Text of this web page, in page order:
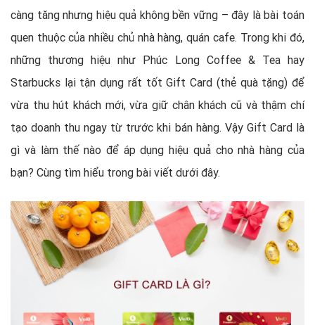
càng tăng nhưng hiệu quả không bền vững – đây là bài toán
quen thuộc của nhiều chủ nhà hàng, quán cafe. Trong khi đó,
những thương hiệu như Phúc Long Coffee & Tea hay
Starbucks lại tận dụng rất tốt Gift Card (thẻ quà tặng) để
vừa thu hút khách mới, vừa giữ chân khách cũ và thậm chí
tạo doanh thu ngay từ trước khi bán hàng. Vậy Gift Card là
gì và làm thế nào để áp dụng hiệu quả cho nhà hàng của
bạn? Cùng tìm hiểu trong bài viết dưới đây.